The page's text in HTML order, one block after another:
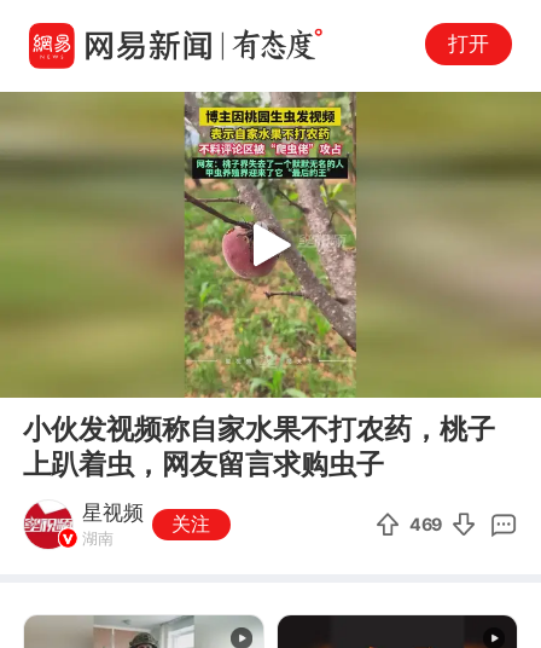
打开
Play
小伙发视频称自家水果不打农药，桃子
上趴着虫，网友留言求购虫子
星视频
湖南
关注 469